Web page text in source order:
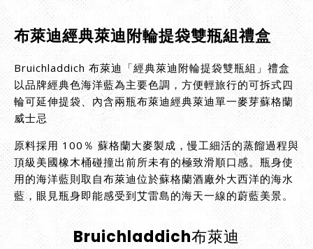
布萊迪經典萊迪附輪提袋雙瓶組禮盒
Bruichladdich 布萊迪「經典萊迪附輪提袋雙瓶組」禮盒
以品牌經典色海洋藍為主要色調，方便輕旅行的可拆式四
輪可延伸提袋、內含兩瓶布萊迪經典萊迪單一麥芽蘇格蘭
威士忌
原料採用 100％ 蘇格蘭大麥製成，慢工細活的蒸餾過程與
頂級美國橡木桶碰撞出前所未有的極致滑順口感。瓶身使
用的海洋藍則取自布萊迪位於蘇格蘭酒廠外大西洋的海水
藍，眼見瓶身即能感受到艾雷島的海天一線的蔚藍美景。
Bruichladdich布萊迪